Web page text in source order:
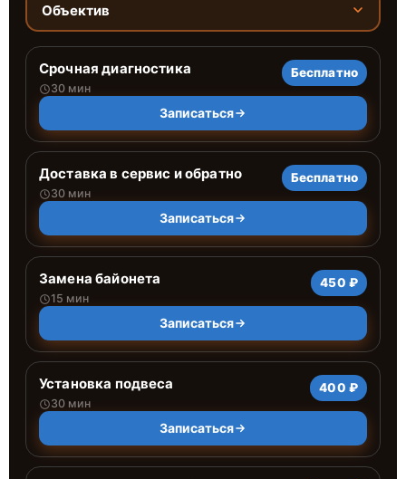
Объектив
Срочная диагностика
30 мин
Бесплатно
Записаться
Доставка в сервис и обратно
30 мин
Бесплатно
Записаться
Замена байонета
15 мин
450 ₽
Записаться
Установка подвеса
30 мин
400 ₽
Записаться